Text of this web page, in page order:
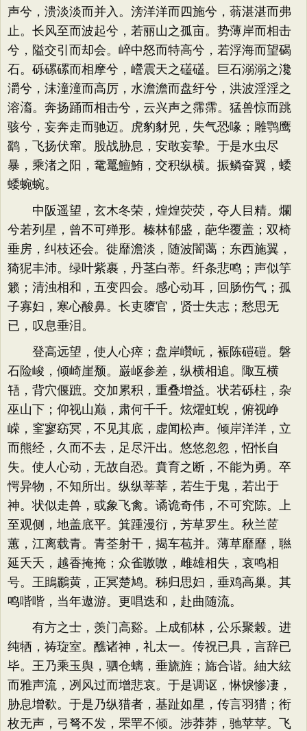
声兮，溃淡淡而并入。滂洋洋而四施兮，蓊湛湛而弗
止。长风至而波起兮，若丽山之孤亩。势薄岸而相击
兮，隘交引而却会。崪中怒而特高兮，若浮海而望碣
石。砾磥磥而相摩兮，巆震天之礚礚。巨石溺溺之瀺
灂兮，沫潼潼而高厉，水澹澹而盘纡兮，洪波淫淫之
溶㵝。奔扬踊而相击兮，云兴声之霈霈。猛兽惊而跳
骇兮，妄奔走而驰迈。虎豹豺兕，失气恐喙；雕鹗鹰
鹞，飞扬伏窜。股战胁息，安敢妄挚。于是水虫尽
暴，乘渚之阳，鼋鼍鱣鮪，交积纵横。振鳞奋翼，蜲
蜲蜿蜿。
中阪遥望，玄木冬荣，煌煌荧荧，夺人目精。爛
兮若列星，曾不可殚形。榛林郁盛，葩华覆盖；双椅
垂房，纠枝还会。徙靡澹淡，随波闇蔼；东西施翼，
猗狔丰沛。绿叶紫裹，丹茎白蒂。纤条悲鸣；声似竽
籁；清浊相和，五变四会。感心动耳，回肠伤气；孤
子寡妇，寒心酸鼻。长吏隳官，贤士失志；愁思无
已，叹息垂泪。
登高远望，使人心瘁；盘岸巑岏，裖陈磑磑。磐
石险峻，倾崎崖颓。巌岖参差，纵横相追。陬互横
啎，背穴偃蹠。交加累积，重叠增益。状若砾柱，杂
巫山下；仰视山巅，肃何千千。炫燿虹蜺，俯视峥
嵘，窐寥窈冥，不见其底，虚闻松声。倾岸洋洋，立
而熊经，久而不去，足尽汗出。悠悠忽忽，怊怅自
失。使人心动，无故自恐。賁育之断，不能为勇。卒
愕异物，不知所出。纵纵莘莘，若生于鬼，若出于
神。状似走兽，或象飞禽。谲诡奇伟，不可究陈。上
至观侧，地盖底平。箕踵漫衍，芳草罗生。秋兰茝
蕙，江离载青。青荃射干，揭车苞并。薄草靡靡，聮
延夭夭，越香掩掩；众雀嗷嗷，雌雄相失，哀鸣相
号。王鴡鸝黄，正冥楚鸠。秭归思妇，垂鸡高巢。其
鸣喈喈，当年遨游。更唱迭和，赴曲随流。
有方之士，羡门高谿。上成郁林，公乐聚榖。进
纯牺，祷琁室。醮诸神，礼太一。传祝已具，言辞已
毕。王乃乘玉舆，驷仓螭，垂旒旌；旆合谐。紬大絃
而雅声流，冽风过而增悲哀。于是调讴，惏悷惨凄，
胁息增欷。于是乃纵猎者，基趾如星，传言羽猎；衔
枚无声，弓弩不发，罘䍐不倾。涉莽莽，驰苹苹。飞